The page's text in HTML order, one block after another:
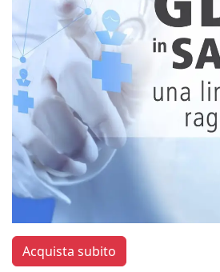
Acquista subito